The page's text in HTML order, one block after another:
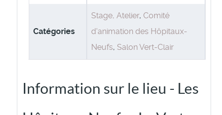
Catégories
Stage, Atelier, Comité
d'animation des Hôpitaux-
Neufs, Salon Vert-Clair
Information sur le lieu - Les